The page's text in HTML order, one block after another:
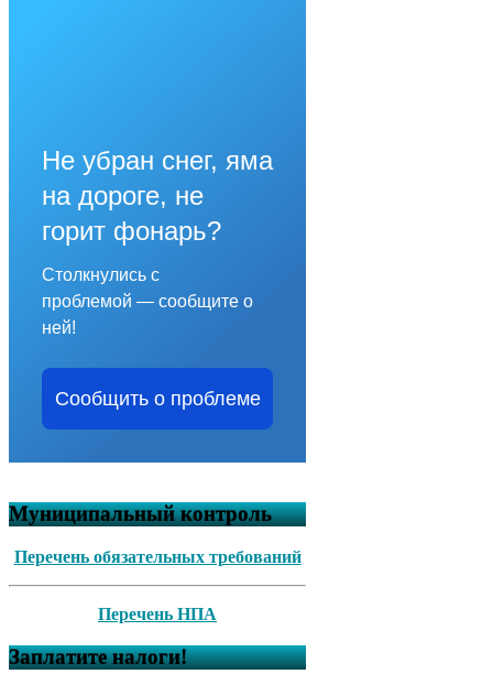
Не убран снег, яма
на дороге, не
горит фонарь?
Столкнулись с
проблемой — сообщите о
ней!
Сообщить о проблеме
Муниципальный контроль
Перечень обязательных требований
Перечень НПА
Заплатите налоги!